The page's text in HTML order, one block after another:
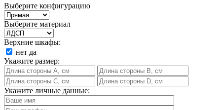
Выберите конфигурацию
Выберите материал
Верхние шкафы:
нет да
Укажите размер:
Укажите личные данные: